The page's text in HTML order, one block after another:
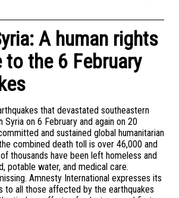
A human rights
to the 6 February
that devastated southeastern
Syria on 6 February and again on 20
and sustained global humanitarian
combined death toll is over 46,000 and
thousands have been left homeless and
potable water, and medical care.
Amnesty International expresses its
to all those affected by the earthquakes